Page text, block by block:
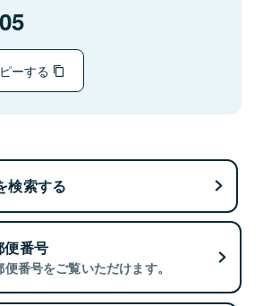
ーする
検索する
便番号
番号をご覧いただけます。